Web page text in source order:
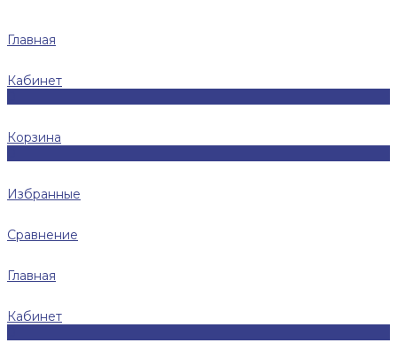
Главная
Кабинет
Корзина
Избранные
Сравнение
Главная
Кабинет